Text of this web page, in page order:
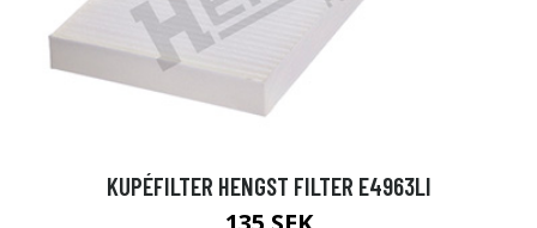
KUPÉFILTER HENGST FILTER E4963LI